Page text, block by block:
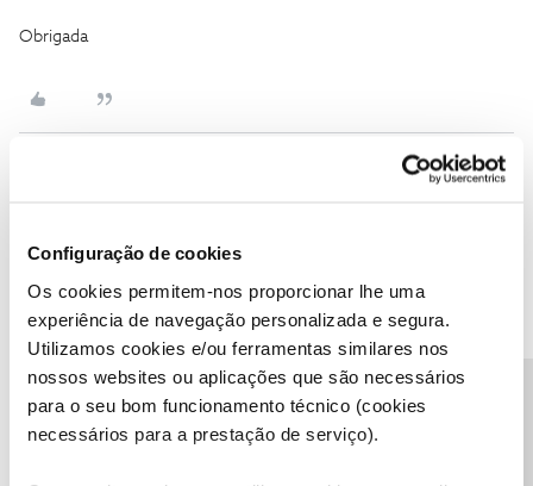
Configuração de cookies
Os cookies permitem-nos proporcionar lhe uma
experiência de navegação personalizada e segura.
Utilizamos cookies e/ou ferramentas similares nos
nossos websites ou aplicações que são necessários
para o seu bom funcionamento técnico (cookies
necessários para a prestação de serviço).
Obrigada
Boa tarde@SofiaAlmeida89,
Agradecemos a sua mensagem.
Pode consultar o PIN e PUK de forma rápida e cómoda através da
Área de Cliente NOS.
Para tal basta que tenha o seu telemóvel associado àÁrea de
Cliente. Saiba como o fazer:
Saiba ainda como consultar o PIN e PUK: